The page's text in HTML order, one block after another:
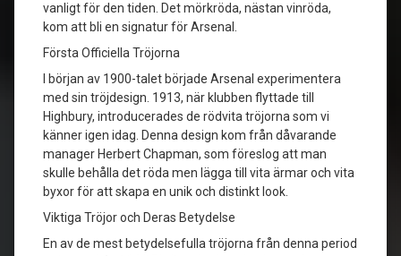
vanligt för den tiden. Det mörkröda, nästan vinröda,
kom att bli en signatur för Arsenal.
Första Officiella Tröjorna
I början av 1900-talet började Arsenal experimentera
med sin tröjdesign. 1913, när klubben flyttade till
Highbury, introducerades de rödvita tröjorna som vi
känner igen idag. Denna design kom från dåvarande
manager Herbert Chapman, som föreslog att man
skulle behålla det röda men lägga till vita ärmar och vita
byxor för att skapa en unik och distinkt look.
Viktiga Tröjor och Deras Betydelse
En av de mest betydelsefulla tröjorna från denna period